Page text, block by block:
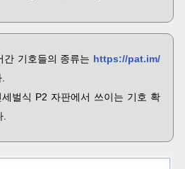
기호들의 종류는 https://pat.im/
벌식 P2 자판에서 쓰이는 기호 확